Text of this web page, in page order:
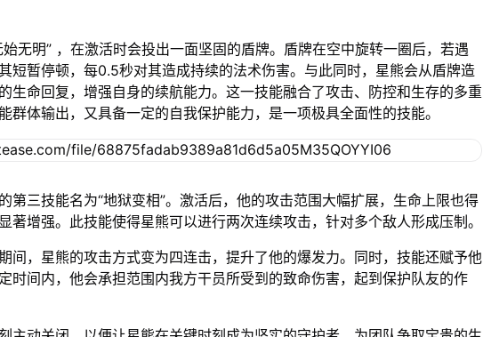
无明” ，在激活时会投出一面坚固的盾牌。盾牌在空中旋转一圈后，若遇
短暂停顿，每0.5秒对其造成持续的法术伤害。与此同时，星熊会从盾牌造
生命回复，增强自身的续航能力。这一技能融合了攻击、防控和生存的多重
群体输出，又具备一定的自我保护能力，是一项极具全面性的技能。
第三技能名为“地狱变相”。激活后，他的攻击范围大幅扩展，生命上限也得
著增强。此技能使得星熊可以进行两次连续攻击，针对多个敌人形成压制。
间，星熊的攻击方式变为四连击，提升了他的爆发力。同时，技能还赋予他
间内，他会承担范围内我方干员所受到的致命伤害，起到保护队友的作